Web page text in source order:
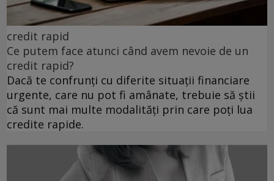
credit rapid
Ce putem face atunci când avem nevoie de un
credit rapid?
Dacă te confrunți cu diferite situații financiare
urgente, care nu pot fi amânate, trebuie să știi
că sunt mai multe modalități prin care poți lua
credite rapide.